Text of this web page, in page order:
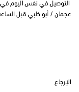
عجمان / أبو ظبي قبل الساعة 12
الإرجاع